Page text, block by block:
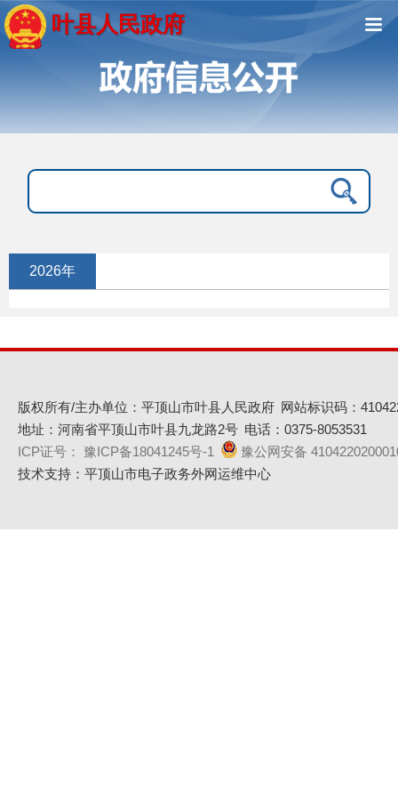
叶县人民政府
2026年
版权所有/主办单位：平顶山市叶县人民政府 网站标识码：
地址：河南省平顶山市叶县九龙路2号 电话：0375-8053531
ICP证号： 豫ICP备18041245号-1
豫公网安备
技术支持：平顶山市电子政务外网运维中心